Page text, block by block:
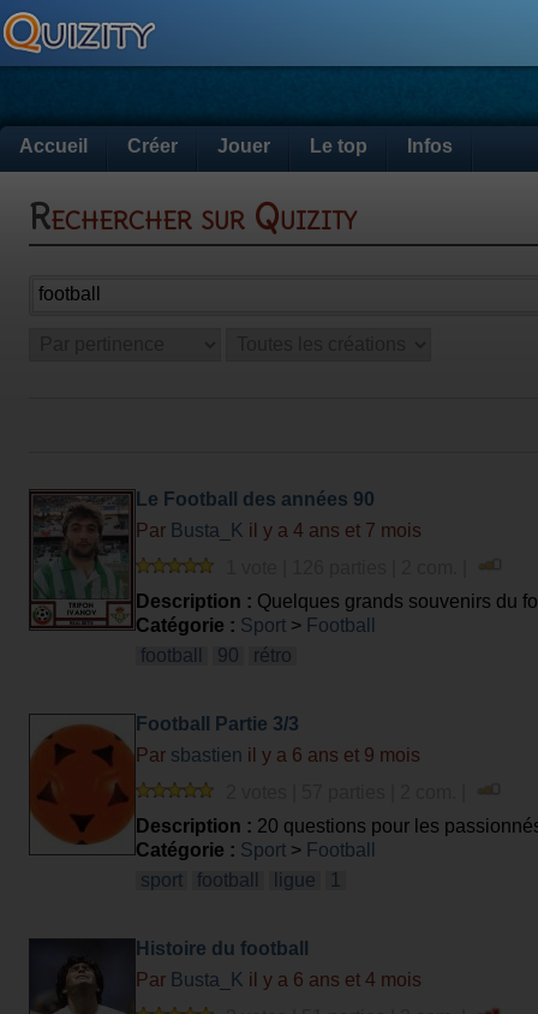
Accueil Créer Jouer Le top Infos
Rechercher sur Quizity
Le Football des années 90
Par Busta_K il y a 4 ans et 7 mois
Description : Quelques grands souvenirs du
Catégorie : Sport > Football
football
90 rétro
Football Partie 3/3
Par sbastien il y a 6 ans et 9 mois
Description : 20 questions pour les
Catégorie : Sport > Football
sport
football ligue 1
Histoire du football
Par Busta_K il y a 6 ans et 4 mois